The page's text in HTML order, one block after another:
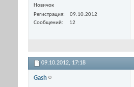
Новичок
Регистрация
09.10.2012
Сообщений
12
09.10.2012, 17:18
Gash